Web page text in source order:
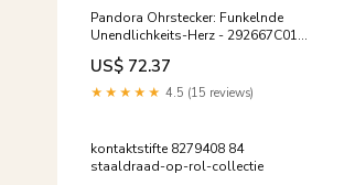
Pandora Ohrstecker: Funkelnde
Unendlichkeits-Herz - 292667C01
Zirkonia Halsketten
US$ 72.37
★★★★★ 4.5 (15 reviews)
kontaktstifte 8279408 84
staaldraad-op-rol-collectie